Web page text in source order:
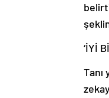
‘İYİ